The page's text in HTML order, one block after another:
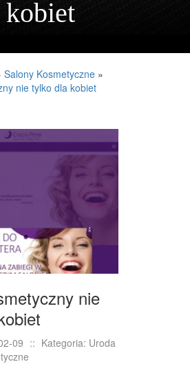
BUDOWLANE
DRZWI I OKNA
DZIAŁKI
MIESZKANIA
EDUKACYJNE
JĘZYKOWE
I SZKOLENIA
TŁUMACZENIA
CZASOPISMA
Salony Kosmetyczne »
nie tylko dla kobiet
nie
09 :: Kategoria: Uroda